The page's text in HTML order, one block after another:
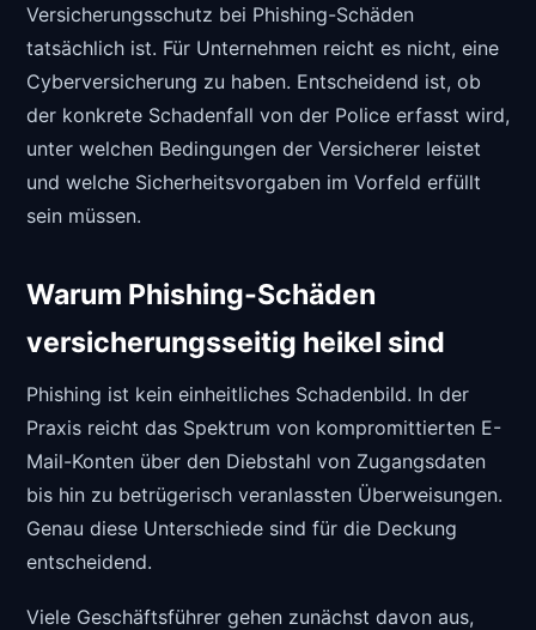
Versicherungsschutz bei Phishing-Schäden
tatsächlich ist. Für Unternehmen reicht es nicht, eine
Cyberversicherung zu haben. Entscheidend ist, ob
der konkrete Schadenfall von der Police erfasst wird,
unter welchen Bedingungen der Versicherer leistet
und welche Sicherheitsvorgaben im Vorfeld erfüllt
sein müssen.
Warum Phishing-Schäden
versicherungsseitig heikel sind
Phishing ist kein einheitliches Schadenbild. In der
Praxis reicht das Spektrum von kompromittierten E-
Mail-Konten über den Diebstahl von Zugangsdaten
bis hin zu betrügerisch veranlassten Überweisungen.
Genau diese Unterschiede sind für die Deckung
entscheidend.
Viele Geschäftsführer gehen zunächst davon aus,